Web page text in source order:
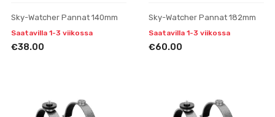
Sky-Watcher Pannat 140mm
Saatavilla 1-3 viikossa
€38.00
Sky-Watcher Pannat 182mm
Saatavilla 1-3 viikossa
€60.00